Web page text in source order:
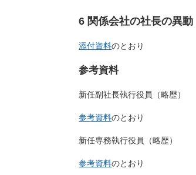
6 関係会社の社長の異動
添付資料のとおり
参考資料
新任副社長執行役員（略歴）
参考資料のとおり
新任専務執行役員（略歴）
参考資料のとおり